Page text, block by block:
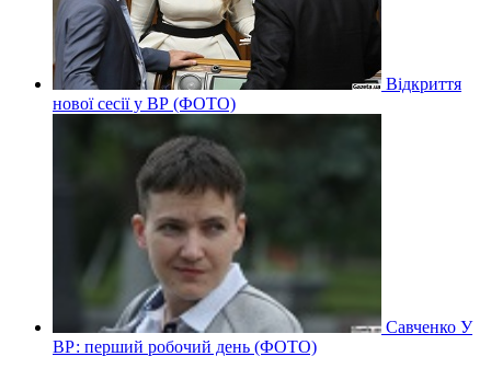
Відкриття
нової сесії у ВР (ФОТО)
Савченко У
ВР: перший робочий день (ФОТО)